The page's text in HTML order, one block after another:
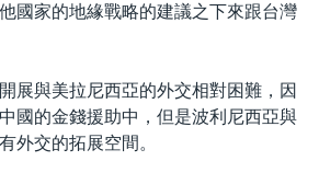
國家的地緣戰略的建議之下來跟台灣
展與美拉尼西亞的外交相對困難，因
國的金錢援助中，但是波利尼西亞與
外交的拓展空間。